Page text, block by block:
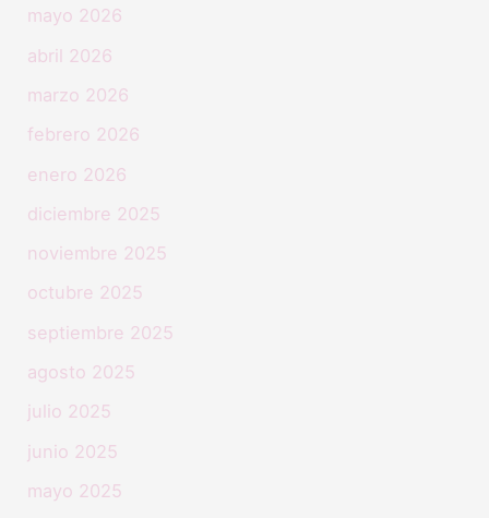
mayo 2026
abril 2026
marzo 2026
febrero 2026
enero 2026
diciembre 2025
noviembre 2025
octubre 2025
septiembre 2025
agosto 2025
julio 2025
junio 2025
mayo 2025